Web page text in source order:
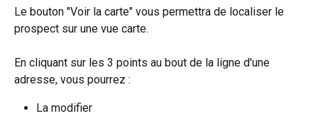
Le bouton "Voir la carte" vous permettra de localiser le
prospect sur une vue carte.
En cliquant sur les 3 points au bout de la ligne d'une
adresse, vous pourrez :
La modifier